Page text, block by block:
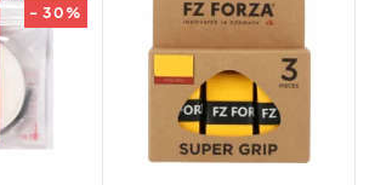
- 30%